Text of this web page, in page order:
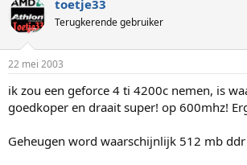
toetje33
Terugkerende gebruiker
22 mei 2003
ik zou een geforce 4 ti 4200c nemen, is
goedkoper en draait super! op 600mhz!
Geheugen word waarschijnlijk 512 mb